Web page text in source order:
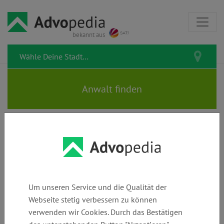
bekannt aus
Polizei & BußgeldVerbrechen & Strafen Recht im Alltag
Polizist verliert vor Gericht:
„Wollen Sie mich ficken?“ ist
keine Beleidigung
Um unseren Service und die Qualität der
Webseite stetig verbessern zu können
verwenden wir Cookies. Durch das Bestätigen